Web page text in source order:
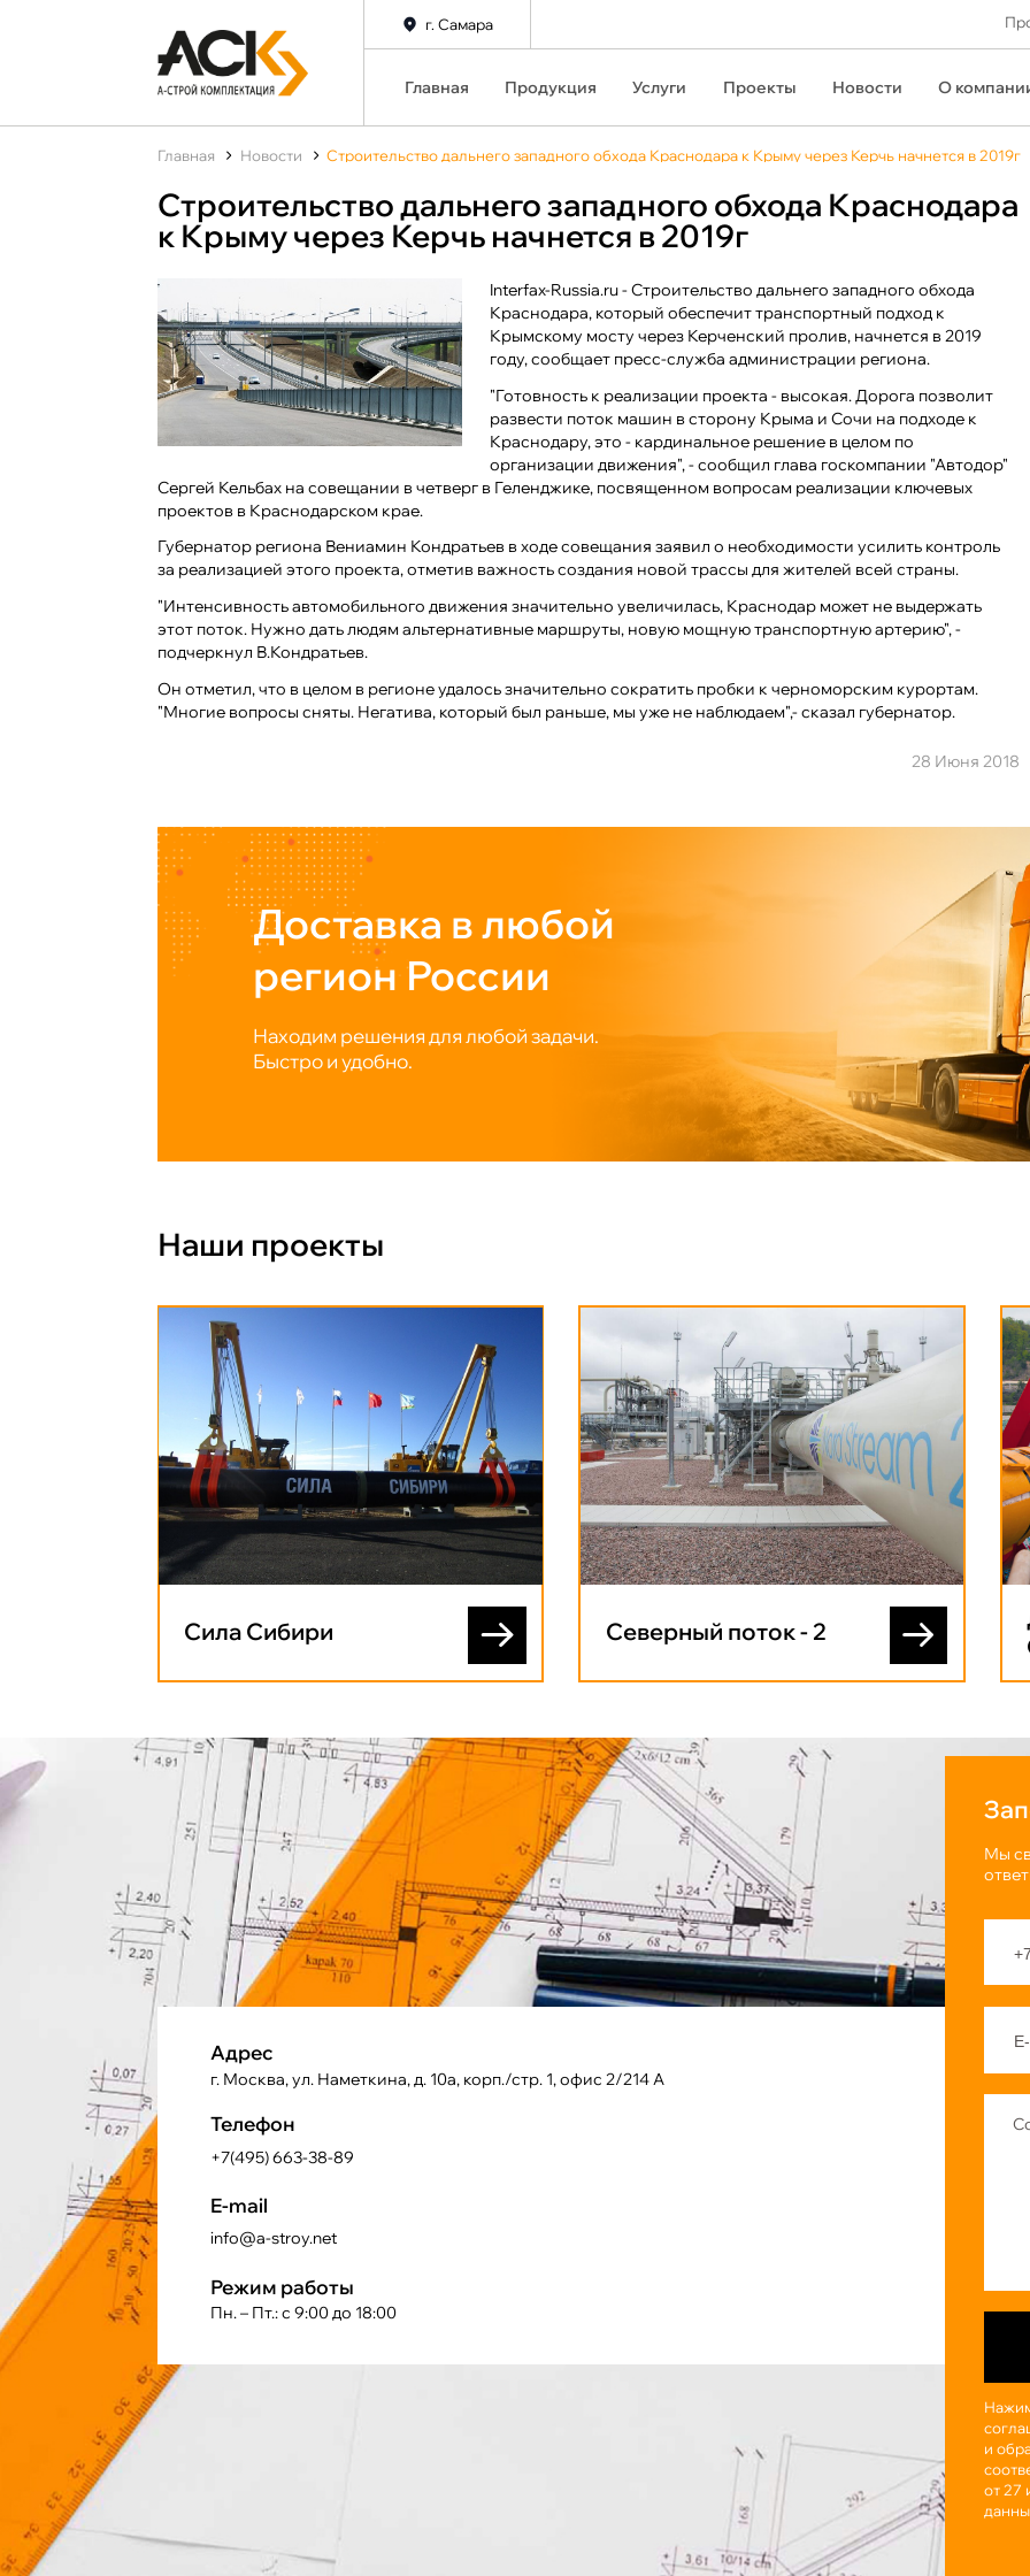
г. Самара
Главная Продукция Услуги Проекты Новости О
Главная Новости Строительство дальнего западного обхода Краснодара к Крыму через Керчь начнется в 2019г
Строительство дальнего западного обхода Краснодара
к Крыму через Керчь начнется в 2019г
Interfax-Russia.ru - Строительство дальнего западного обхода
Краснодара, который обеспечит транспортный подход к
Крымскому мосту через Керченский пролив, начнется в 2019
году, сообщает пресс-служба администрации региона.
"Готовность к реализации проекта - высокая. Дорога позволит
развести поток машин в сторону Крыма и Сочи на подходе к
Краснодару, это - кардинальное решение в целом по
организации движения", - сообщил глава госкомпании "Автодор"
Сергей Кельбах на совещании в четверг в Геленджике, посвященном вопросам реализации ключевых
проектов в Краснодарском крае.
Губернатор региона Вениамин Кондратьев в ходе совещания заявил о необходимости усилить контроль
за реализацией этого проекта, отметив важность создания новой трассы для жителей всей страны.
"Интенсивность автомобильного движения значительно увеличилась, Краснодар может не выдержать
этот поток. Нужно дать людям альтернативные маршруты, новую мощную транспортную артерию", -
подчеркнул В.Кондратьев.
Он отметил, что в целом в регионе удалось значительно сократить пробки к черноморским курортам.
"Многие вопросы сняты. Негатива, который был раньше, мы уже не наблюдаем",- сказал губернатор.
28 Июня 2018
Доставка в любой
регион России
Находим решения для любой задачи.
Быстро и удобно.
Наши проекты
Сила Сибири Северный поток - 2
Адрес
г. Москва, ул. Наметкина, д. 10а, корп./стр. 1, офис 2/214 А
Телефон
+7(495) 663-38-89
E-mail
info@a-stroy.net
Режим работы
Пн. – Пт.: с 9:00 до 18:00
Мы
и
от 27